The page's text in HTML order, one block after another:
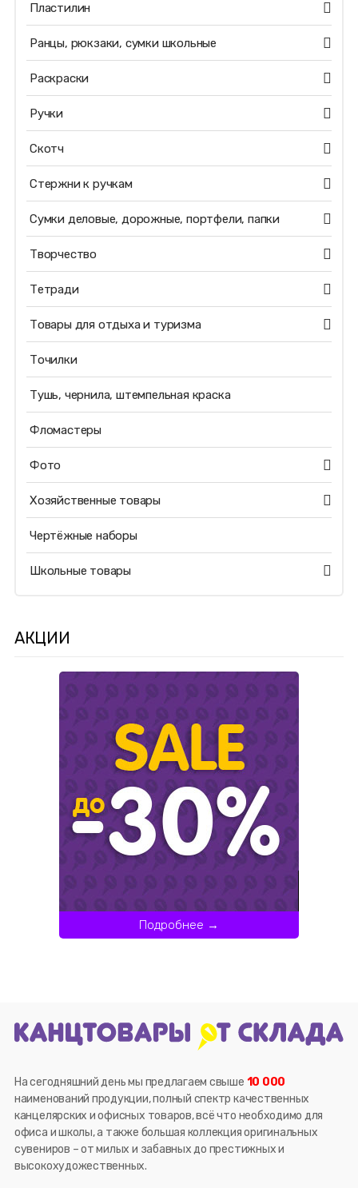
Пластилин
Ранцы, рюкзаки, сумки школьные
Раскраски
Ручки
Скотч
Стержни к ручкам
Сумки деловые, дорожные, портфели, папки
Творчество
Тетради
Товары для отдыха и туризма
Точилки
Тушь, чернила, штемпельная краска
Фломастеры
Фото
Хозяйственные товары
Чертёжные наборы
Школьные товары
АКЦИИ
Подробнее →
На сегодняшний день мы предлагаем свыше 10 000
наименований продукции, полный спектр качественных
канцелярских и офисных товаров, всё что необходимо для
офиса и школы, а также большая коллекция оригинальных
сувениров – от милых и забавных до престижных и
высокохудожественных.